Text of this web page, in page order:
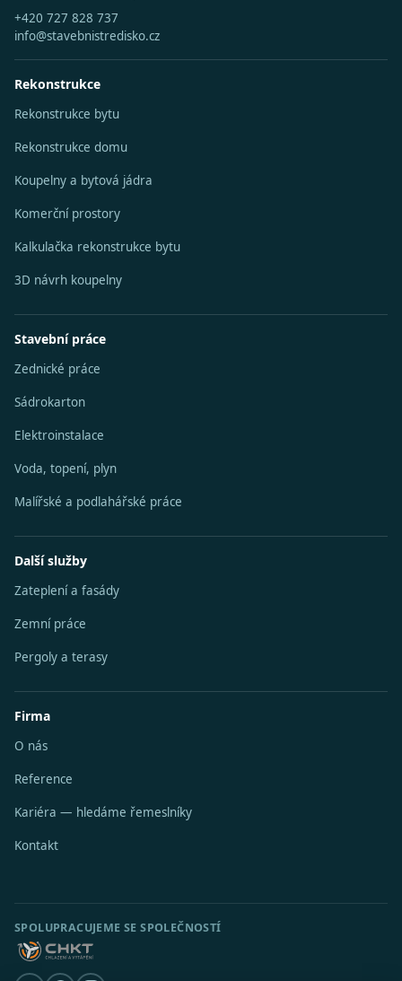
+420 727 828 737
info@stavebnistredisko.cz
Rekonstrukce
Rekonstrukce bytu
Rekonstrukce domu
Koupelny a bytová jádra
Komerční prostory
Kalkulačka rekonstrukce bytu
3D návrh koupelny
Stavební práce
Zednické práce
Sádrokarton
Elektroinstalace
Voda, topení, plyn
Malířské a podlahářské práce
Další služby
Zateplení a fasády
Zemní práce
Pergoly a terasy
Firma
O nás
Reference
Kariéra — hledáme řemeslníky
Kontakt
SPOLUPRACUJEME SE SPOLEČNOSTÍ